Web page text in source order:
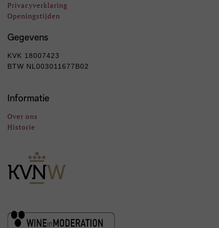
Privacyverklaring
Openingstijden
Gegevens
KVK 18007423
BTW NL003011677B02
Informatie
Over ons
Historie